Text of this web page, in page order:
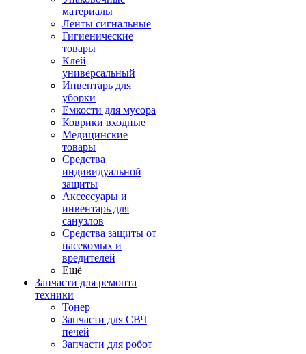
материалы
Ленты сигнальные
Гигиенические
товары
Клей
универсальный
Инвентарь для
уборки
Емкости для мусора
Коврики входные
Медицинские
товары
Средства
индивидуальной
защиты
Аксессуары и
инвентарь для
санузлов
Средства защиты от
насекомых и
вредителей
Ещё
Запчасти для ремонта
техники
Тонер
Запчасти для СВЧ
печей
Запчасти для робот